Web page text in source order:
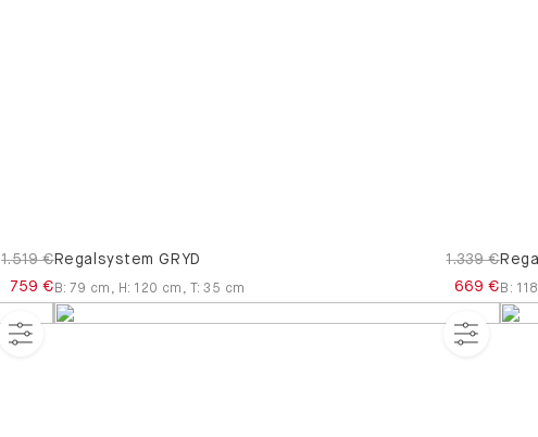
1.519 €
759 €
Regalsystem GRYD
1.339 €
669 €
B:79 cm , H : 120 cm , T:35 cm B : 118